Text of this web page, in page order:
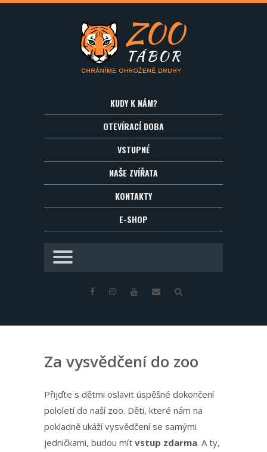
KUDY K NÁM?
OTEVÍRACÍ DOBA
VSTUPNÉ
NAŠE ZVÍŘATA
KONTAKTY
E-SHOP
Za vysvědčení do zoo
Přijďte s dětmi oslavit úspěšné dokončení
pololetí do naší zoo. Děti, které nám na
pokladně ukáží vysvědčení se samými
jedničkami, budou mít vstup zdarma. A ty,